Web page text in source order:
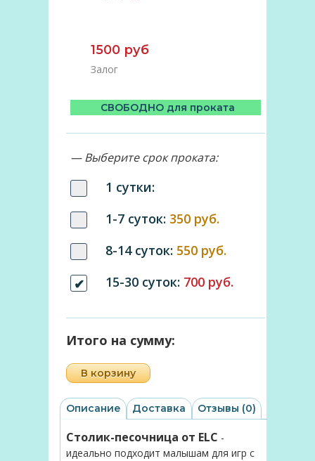
1500 руб
Залог
СВОБОДНО для проката
— Выберите срок проката:
1 сутки:
1-7 суток: 350 руб.
8-14 суток: 550 руб.
15-30 суток: 700 руб.
Итого на сумму:
В корзину
Описание Доставка Отзывы (0)
Столик-песочница от ELC -
идеально подходит малышам для игр с